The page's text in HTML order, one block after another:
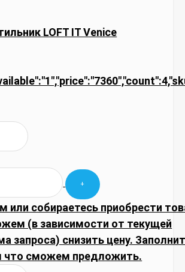
LOFT IT Venice
или собираетесь приобрести
(в зависимости от текущей
запроса) снизить цену.
что сможем предложить.